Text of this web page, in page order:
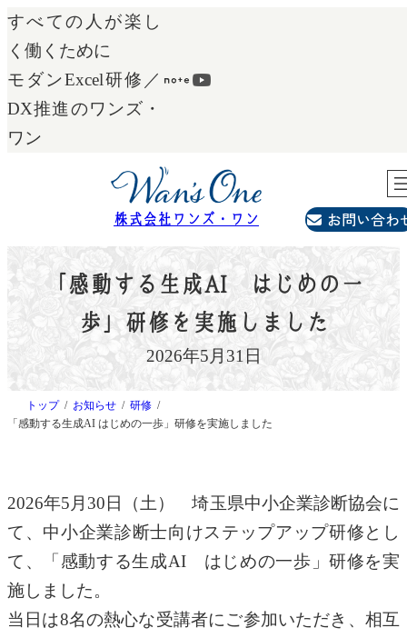
内
容
を
ス
キ
すべての人が楽し
く働くために
モダンExcel研修／
DX推進のワンズ・
ワン
株式会社ワンズ・ワン お問い合わ
「感動する生成AI はじめの一
歩」研修を実施しました
2026年5月31日
トップ お知らせ
研修
「感動する生成AI はじめの一歩」研修を実施しました
2026年5月30日（土） 埼玉県中小企業診断協会に
て、中小企業診断士向けステップアップ研修とし
て、「感動する生成AI はじめの一歩」研修を実
施しました。
当日は8名の熱心な受講者にご参加いただき、相互